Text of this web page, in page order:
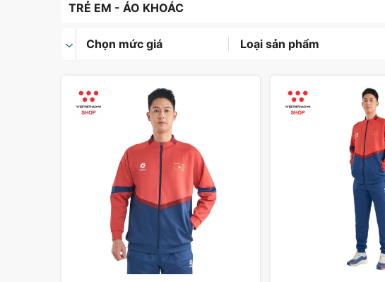
TRẺ EM - ÁO KHOÁC
Chọn mức giá Loại sản phẩm